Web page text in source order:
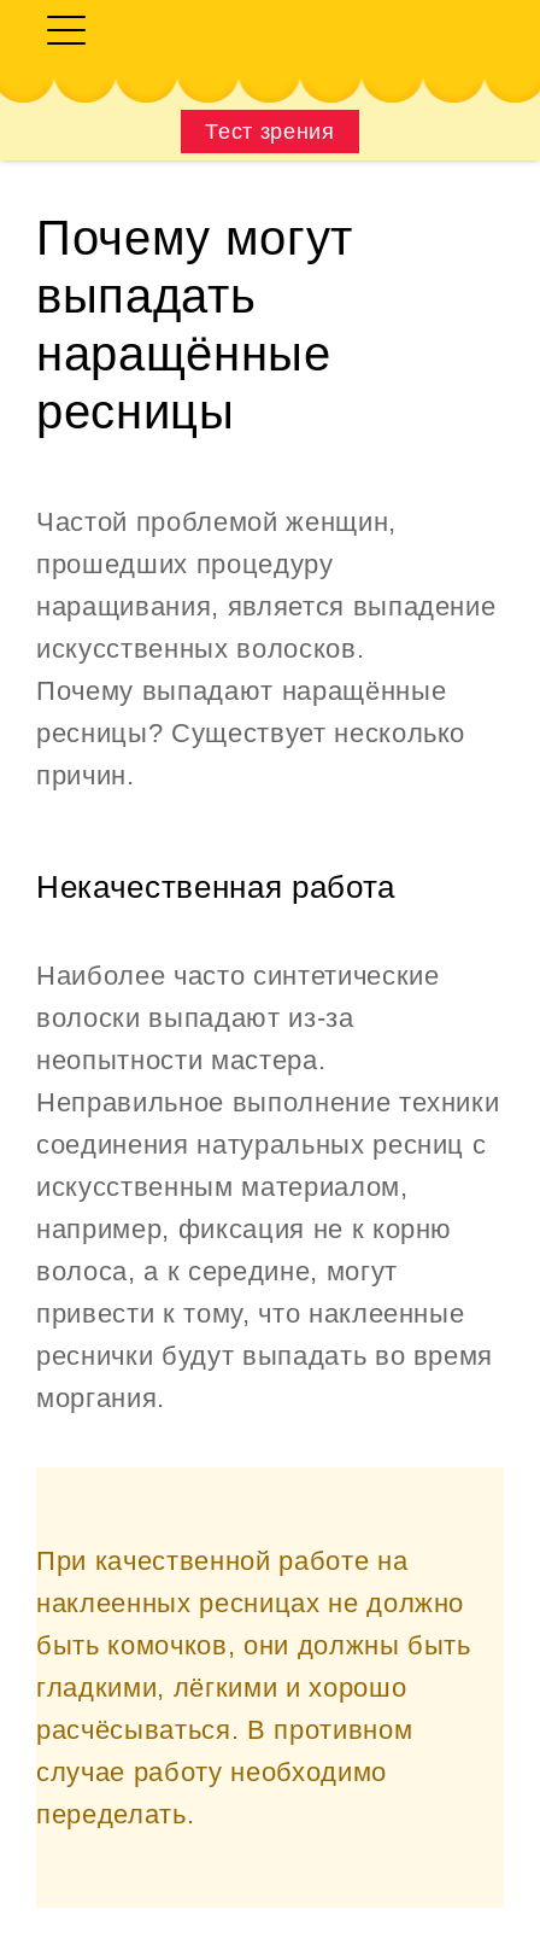
Тест зрения
Почему могут
выпадать
наращённые
ресницы
Частой проблемой женщин,
прошедших процедуру
наращивания, является выпадение
искусственных волосков.
Почему выпадают наращённые
ресницы? Существует несколько
причин.
Некачественная работа
Наиболее часто синтетические
волоски выпадают из-за
неопытности мастера.
Неправильное выполнение техники
соединения натуральных ресниц с
искусственным материалом,
например, фиксация не к корню
волоса, а к середине, могут
привести к тому, что наклеенные
реснички будут выпадать во время
моргания.
При качественной работе на
наклеенных ресницах не должно
быть комочков, они должны быть
гладкими, лёгкими и хорошо
расчёсываться. В противном
случае работу необходимо
переделать.